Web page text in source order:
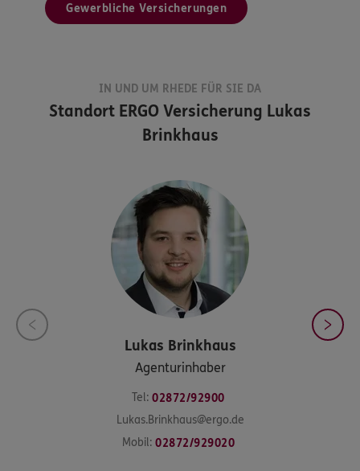
Gewerbliche Versicherungen
IN UND UM RHEDE FÜR SIE DA
Standort ERGO Versicherung Lukas
Brinkhaus
Lukas Brinkhaus
Agenturinhaber
Tel: 02872/92900
Lukas.Brinkhaus@ergo.de
Mobil: 02872/929020